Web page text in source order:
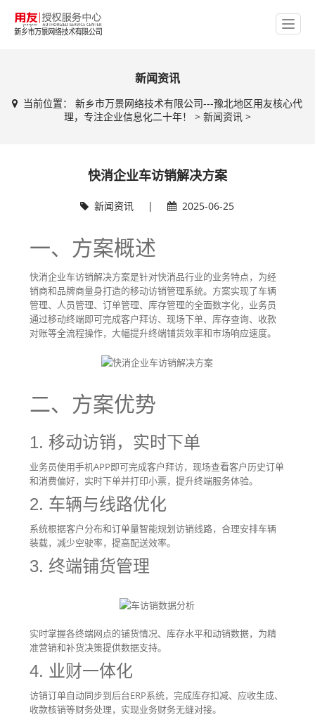
新闻资讯
当前位置：新乡市万景网络技术有限公司---豫北地区用友核心代
理，专注企业信息化二十年！
> 新闻资讯>
快消企业车访销解决方案
新闻资讯 | 2025-06-25
一、方案概述
快消企业车访销解决方案是针对快消品行业的业务特点，为经
销商和品牌商量身打造的移动访销管理系统。方案实现了车辆
管理、人员管理、订单管理、库存管理的全面数字化，业务员
通过移动终端即可完成客户拜访、现场下单、库存查询、收款
对账等全流程操作，大幅提升终端铺货效率和市场响应速度。
二、方案优势
1. 移动访销，实时下单
业务员使用手机APP即可完成客户拜访，现场查看客户历史订单
和消费偏好，实时下单并打印小票，提升终端服务体验。
2. 车辆与线路优化
系统根据客户分布和订单量智能规划访销线路，合理安排车辆
装载，减少空驶率，提高配送效率。
3. 终端铺货管理
实时掌握各终端网点的铺货情况、库存水平和动销数据，为精
准营销和补货决策提供数据支持。
4. 业财一体化
访销订单自动同步到后台ERP系统，完成库存扣减、应收生成、
收款核销等财务处理，实现业务财务无缝对接。